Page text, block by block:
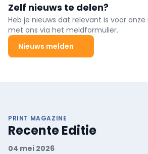
Zelf nieuws te delen?
Heb je nieuws dat relevant is voor
met ons via het meldformulier.
Nieuws melden
PRINT MAGAZINE
Recente Editie
04 mei 2026